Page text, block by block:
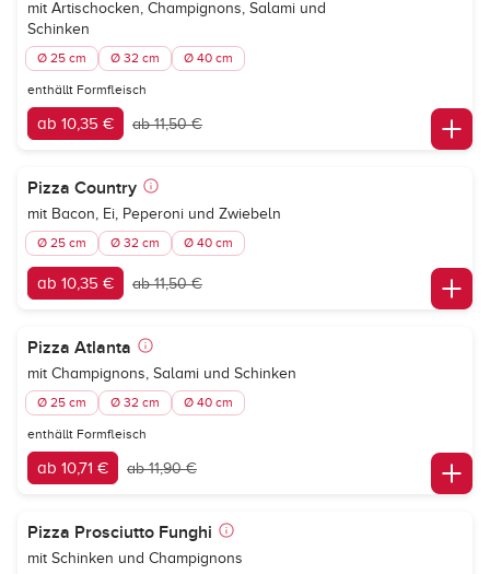
mit Artischocken, Champignons, Salami und
Schinken
Ø 25 cm Ø 32 cm Ø 40 cm
enthällt Formfleisch
ab 10,35 € ab 11,50 €
Pizza Country
mit Bacon, Ei, Peperoni und Zwiebeln
Ø 25 cm Ø 32 cm Ø 40 cm
ab 10,35 € ab 11,50 €
Pizza Atlanta
mit Champignons, Salami und Schinken
Ø 25 cm Ø 32 cm Ø 40 cm
enthällt Formfleisch
ab 10,71 € ab 11,90 €
Pizza Prosciutto Funghi
mit Schinken und Champignons